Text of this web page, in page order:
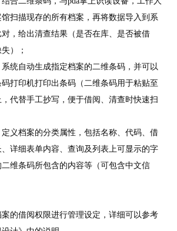
馆扫描现存的所有档案，再将数据导入到系
，给出清查结果（是否在库、是否被借
）；
统自动生成指定档案的二维条码，并可以
打印机打印出条码（二维条码用于粘贴至
代替手工抄写，便于借阅、清查时快速扫
义档案的分类属性，包括名称、代码、借
、详细表单内容、查询及列表上可显示的字
维条码所包含的内容等（可包含中文信
案的借阅权限进行管理设定，详细可以参考